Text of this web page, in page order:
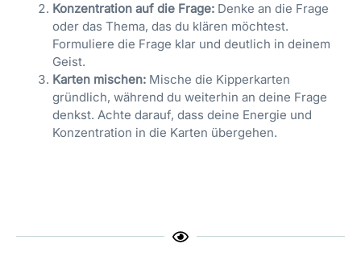
Konzentration auf die Frage: Denke an die Frage
oder das Thema, das du klären möchtest.
Formuliere die Frage klar und deutlich in deinem
Geist.
Karten mischen: Mische die Kipperkarten
gründlich, während du weiterhin an deine Frage
denkst. Achte darauf, dass deine Energie und
Konzentration in die Karten übergehen.